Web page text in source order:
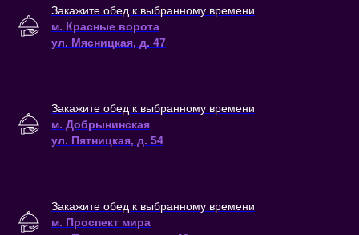
Закажите обед к выбранному времени
м. Красные ворота
ул. Мясницкая, д. 47
Закажите обед к выбранному времени
м. Добрынинская
ул. Пятницкая, д. 54
Закажите обед к выбранному времени
м. Проспект мира